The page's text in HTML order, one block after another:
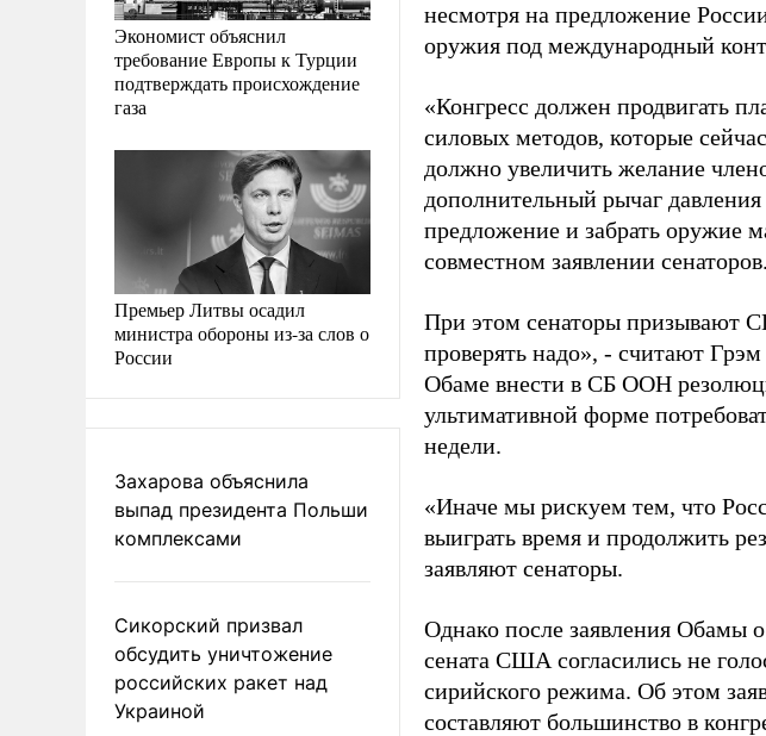
Экономист объяснил
требование Европы к Турции
подтверждать происхождение
газа
Премьер Литвы осадил
министра обороны из-за слов о
России
Захарова объяснила
выпад президента Польши
комплексами
Сикорский призвал
обсудить уничтожение
российских ракет над
Украиной
несмотря на предложение
оружия под международный
«Конгресс должен продвигать
силовых методов, которые
должно увеличить желание
дополнительный рычаг
предложение и забрать оружие
совместном заявлении сенаторов.
При этом сенаторы призывают
проверять надо», - считают
Обаме внести в СБ ООН
ультимативной форме
недели.
«Иначе мы рискуем тем, что
выиграть время и продолжить
заявляют сенаторы.
Однако после заявления Обамы
сената США согласились не
сирийского режима. Об этом
составляют большинство в